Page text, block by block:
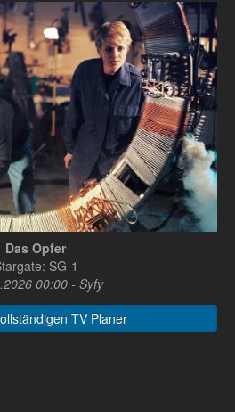
Das Opfer
SG-1
00:00 - Syfy
TV Planer